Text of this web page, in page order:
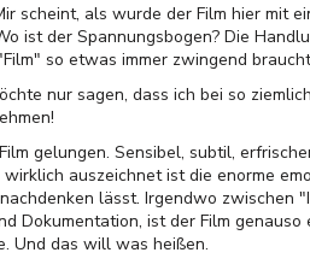
scheint, als wurde der Film hier mit
ist der Spannungsbogen? Die
so etwas immer zwingend
nur sagen, dass ich bei so
gelungen. Sensibel, subtil,
auszeichnet ist die enorme
lässt. Irgendwo zwischen
Dokumentation, ist der Film genauso
Und das will was heißen.